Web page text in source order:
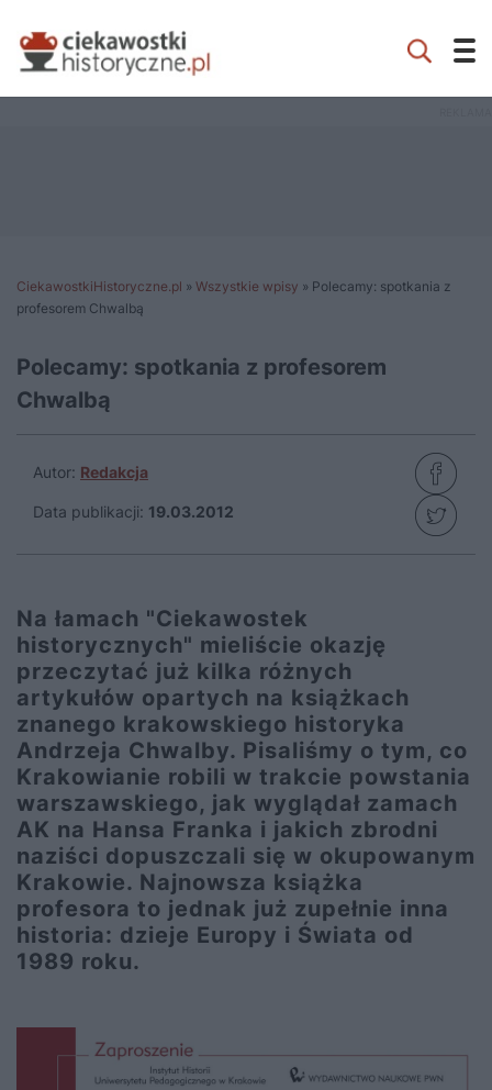
CiekawostkiHistoryczne.pl » Wszystkie wpisy » Polecamy: spotkania z
profesorem Chwalbą
Polecamy: spotkania z profesorem
Chwalbą
Autor: Redakcja
Data publikacji: 19.03.2012
Na łamach "Ciekawostek
historycznych" mieliście okazję
przeczytać już kilka różnych
artykułów opartych na książkach
znanego krakowskiego historyka
Andrzeja Chwalby. Pisaliśmy o tym, co
Krakowianie robili w trakcie powstania
warszawskiego, jak wyglądał zamach
AK na Hansa Franka i jakich zbrodni
naziści dopuszczali się w okupowanym
Krakowie. Najnowsza książka
profesora to jednak już zupełnie inna
historia: dzieje Europy i Świata od
1989 roku.